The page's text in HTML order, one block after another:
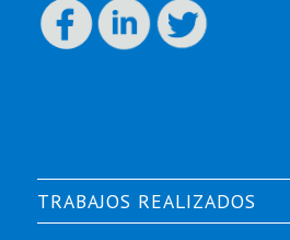
TRABAJOS REALIZADOS